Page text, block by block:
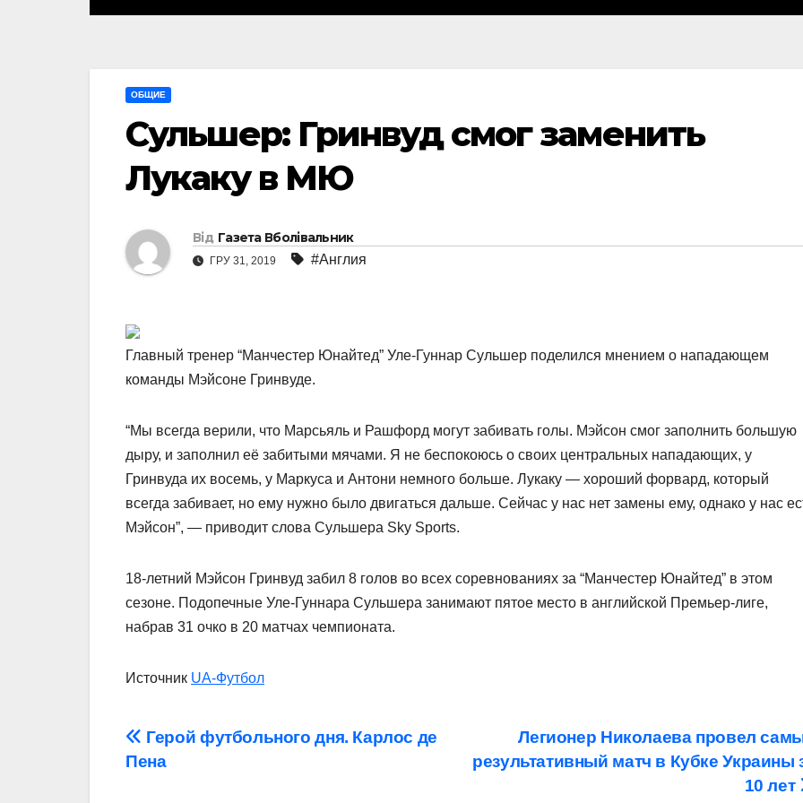
ОБЩИЕ
Сульшер: Гринвуд смог заменить
Лукаку в МЮ
Від Газета Вболівальник
ГРУ 31, 2019 #Англия
Главный тренер “Манчестер Юнайтед” Уле-Гуннар Сульшер поделился мнением о нападающем
команды Мэйсоне Гринвуде.
“Мы всегда верили, что Марсьяль и Рашфорд могут забивать голы. Мэйсон смог заполнить большую
дыру, и заполнил её забитыми мячами. Я не беспокоюсь о своих центральных нападающих, у
Гринвуда их восемь, у Маркуса и Антони немного больше. Лукаку — хороший форвард, который
всегда забивает, но ему нужно было двигаться дальше. Сейчас у нас нет замены ему, однако у нас
Мэйсон”, — приводит слова Сульшера Sky Sports.
18-летний Мэйсон Гринвуд забил 8 голов во всех соревнованиях за “Манчестер Юнайтед” в этом
сезоне. Подопечные Уле-Гуннара Сульшера занимают пятое место в английской Премьер-лиге,
набрав 31 очко в 20 матчах чемпионата.
Источник UA-Футбол
Навігація
Легионер Николаева провел
результативный матч в Кубке Украины
10 лет
Герой футбольного дня. Карлос де
Пена